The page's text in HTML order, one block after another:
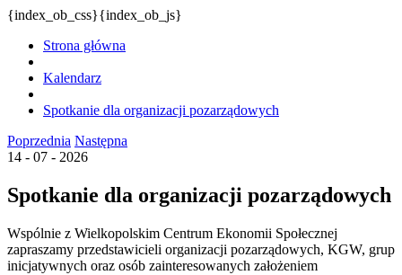
{index_ob_css}{index_ob_js}
Strona główna
Kalendarz
Spotkanie dla organizacji pozarządowych
Poprzednia Następna
14 - 07 - 2026
Spotkanie dla organizacji pozarządowych
Wspólnie z Wielkopolskim Centrum Ekonomii Społecznej
zapraszamy przedstawicieli organizacji pozarządowych, KGW, grup
inicjatywnych oraz osób zainteresowanych założeniem